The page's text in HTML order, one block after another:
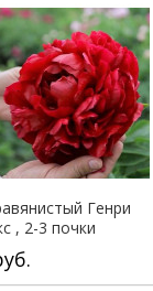
Генри
, 2-3 почки